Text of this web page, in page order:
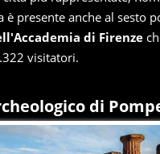
è presente anche al sesto
di Firenze
visitatori.
di